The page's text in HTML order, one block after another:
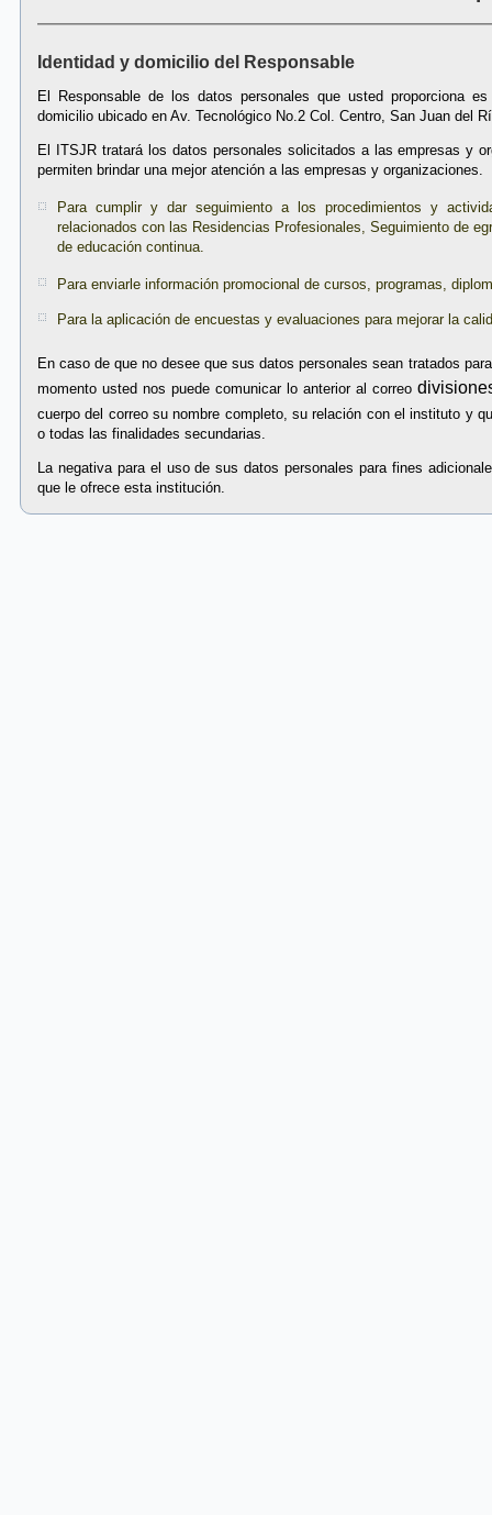
Identidad y domicilio del Responsable
El Responsable de los datos personales que usted proporciona
domicilio ubicado en Av. Tecnológico No.2 Col. Centro, San Juan del
El ITSJR tratará los datos personales solicitados a las empresas y
permiten brindar una mejor atención a las empresas y organizaciones.
Para cumplir y dar seguimiento a los procedimientos y
relacionados con las Residencias Profesionales, Seguimiento de
de educación continua.
Para enviarle información promocional de cursos, programas,
Para la aplicación de encuestas y evaluaciones para mejorar la
En caso de que no desee que sus datos personales sean tratados
momento usted nos puede comunicar lo anterior al correo
cuerpo del correo su nombre completo, su relación con el instituto y
o todas las finalidades secundarias.
La negativa para el uso de sus datos personales para fines
que le ofrece esta institución.